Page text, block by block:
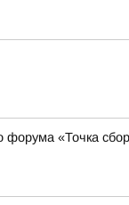
«Точка